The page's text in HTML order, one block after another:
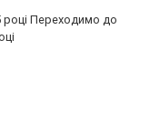
році Переходимо до